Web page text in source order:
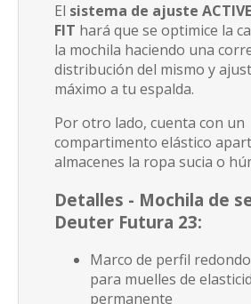
El sistema de ajuste
FIT hará que se optimice la
la mochila haciendo una
distribución del mismo y
máximo a tu espalda.
Por otro lado, cuenta con un
compartimento elástico
almacenes la ropa sucia o
Detalles - Mochila de
Deuter Futura 23:
Marco de perfil
para muelles de
permanente